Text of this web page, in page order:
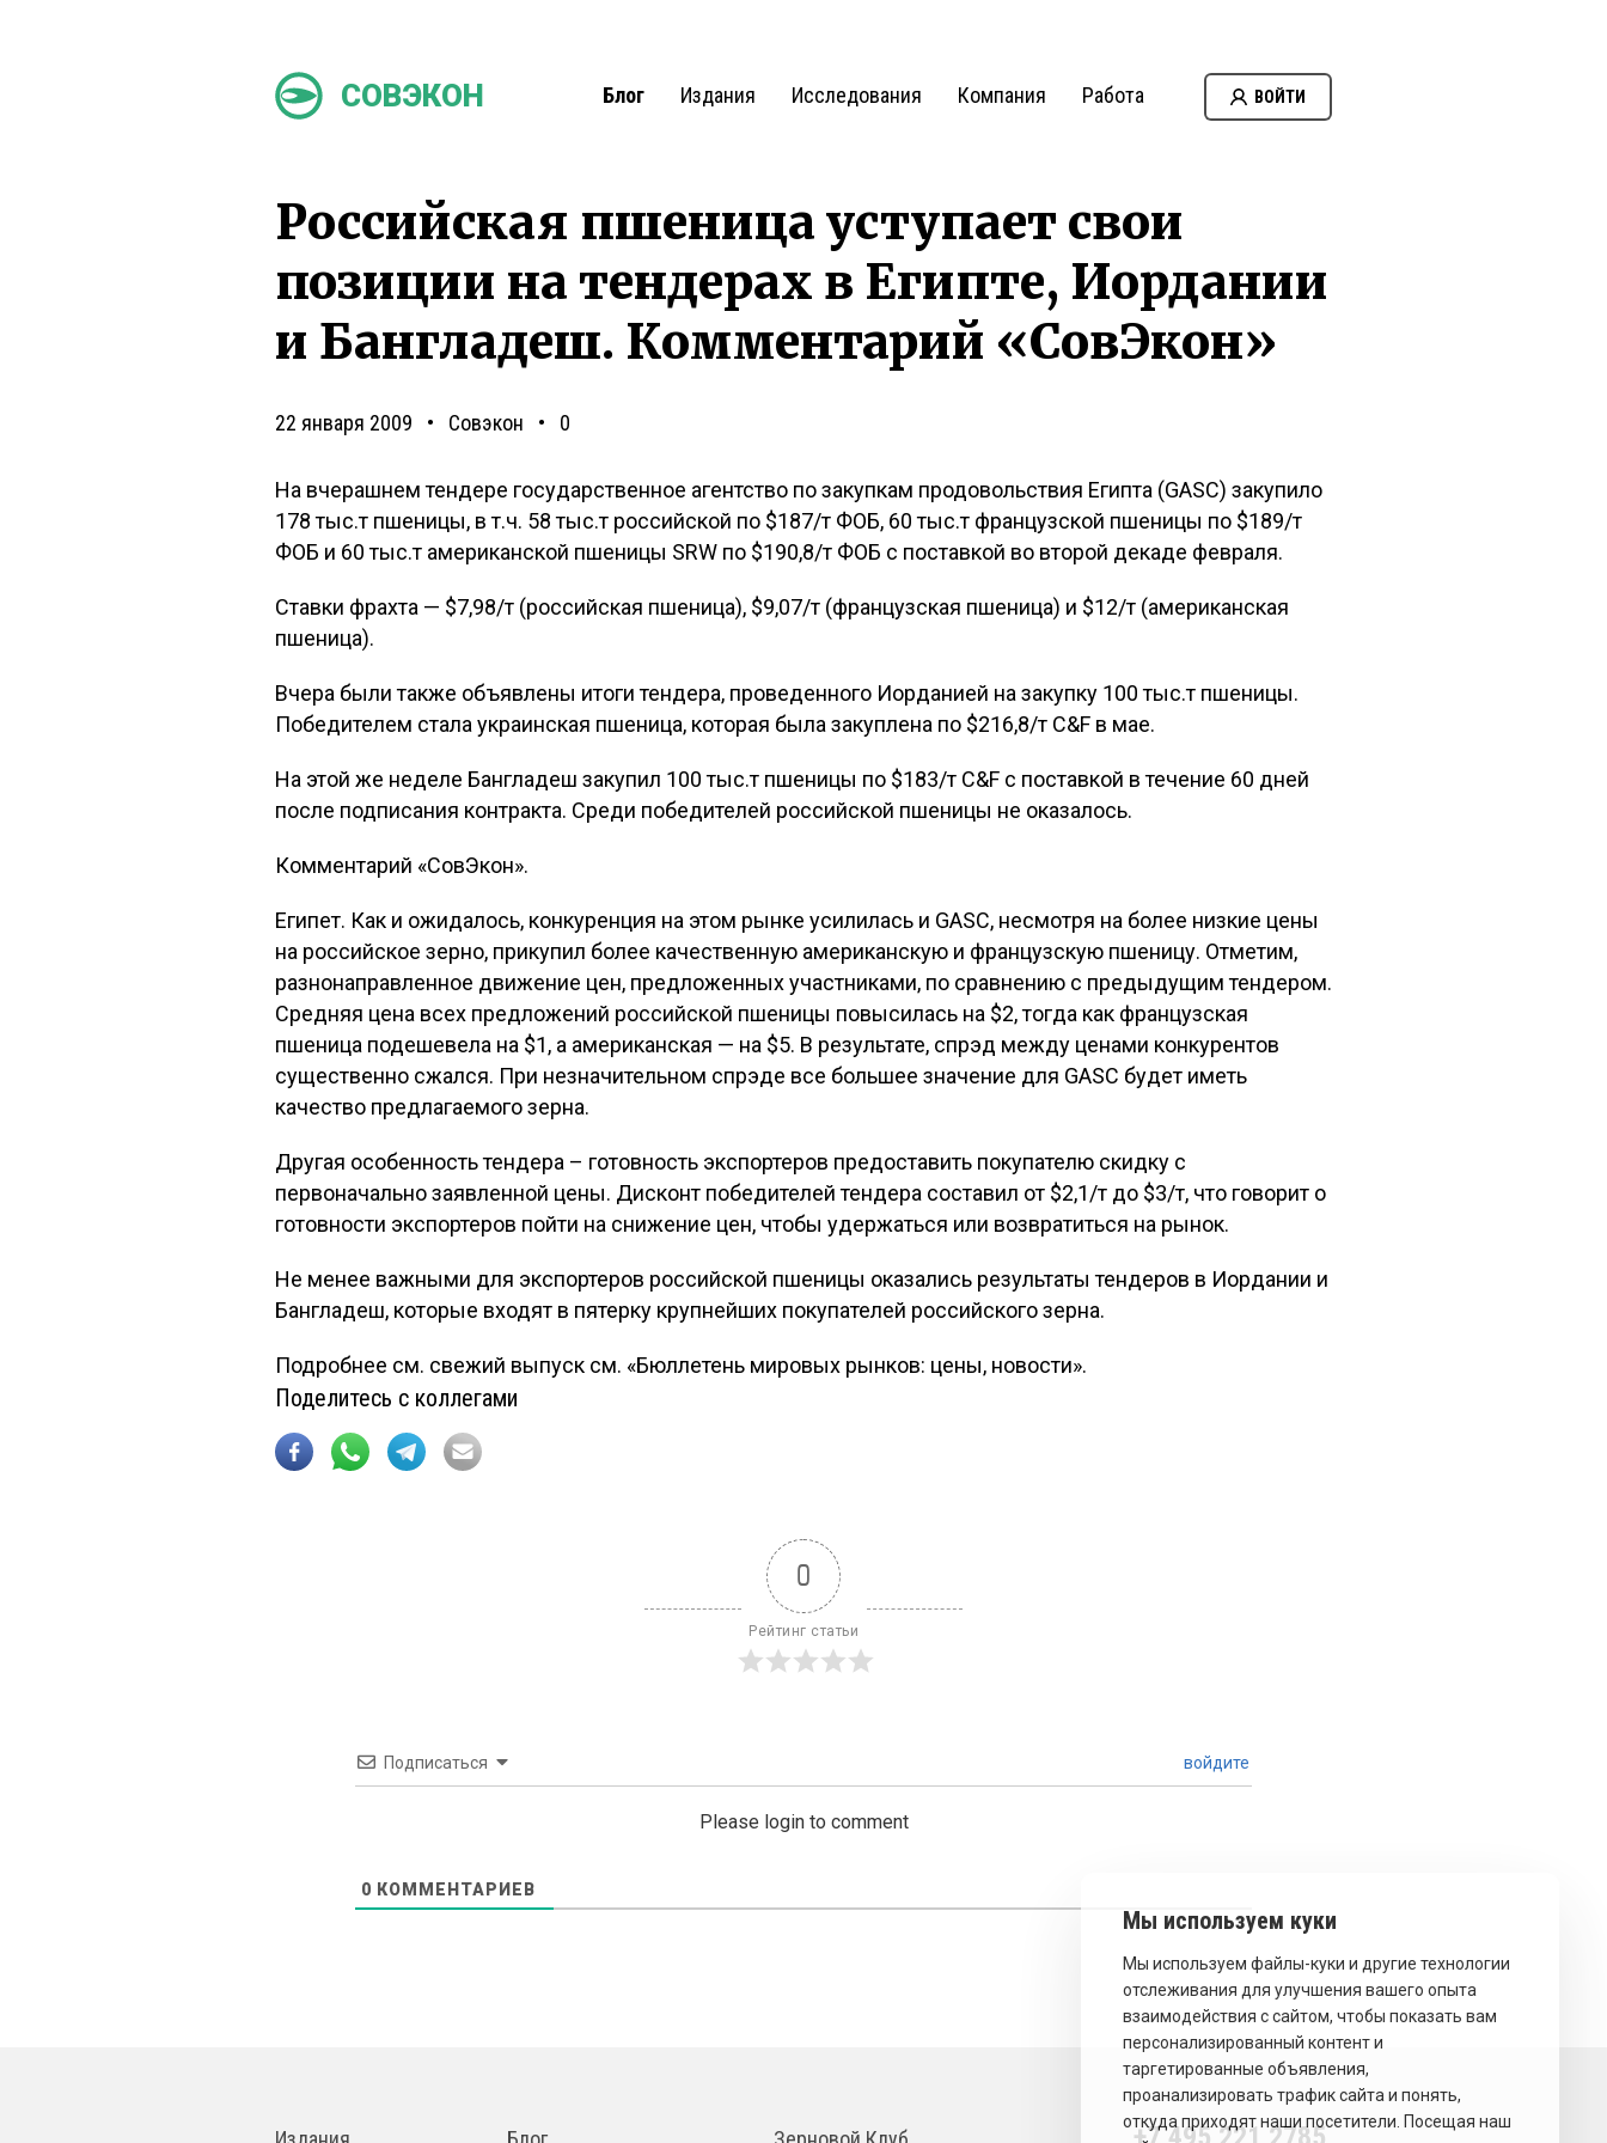
СОВЭКОН Блог Издания Исследования Компания Работа ВОЙТИ
Российская пшеница уступает свои
позиции на тендерах в Египте, Иордании
и Бангладеш. Комментарий «СовЭкон»
22 января 2009 Совэкон 0
На вчерашнем тендере государственное агентство по закупкам продовольствия Египта (GASC) закупило
178 тыс.т пшеницы, в т.ч. 58 тыс.т российской по $187/т ФОБ, 60 тыс.т французской пшеницы по $189/т
ФОБ и 60 тыс.т американской пшеницы SRW по $190,8/т ФОБ с поставкой во второй декаде февраля.
Ставки фрахта — $7,98/т (российская пшеница), $9,07/т (французская пшеница) и $12/т (американская
пшеница).
Вчера были также объявлены итоги тендера, проведенного Иорданией на закупку 100 тыс.т пшеницы.
Победителем стала украинская пшеница, которая была закуплена по $216,8/т C&F в мае.
На этой же неделе Бангладеш закупил 100 тыс.т пшеницы по $183/т C&F с поставкой в течение 60 дней
после подписания контракта. Среди победителей российской пшеницы не оказалось.
Комментарий «СовЭкон».
Египет. Как и ожидалось, конкуренция на этом рынке усилилась и GASC, несмотря на более низкие цены
на российское зерно, прикупил более качественную американскую и французскую пшеницу. Отметим,
разнонаправленное движение цен, предложенных участниками, по сравнению с предыдущим тендером.
Средняя цена всех предложений российской пшеницы повысилась на $2, тогда как французская
пшеница подешевела на $1, а американская — на $5. В результате, спрэд между ценами конкурентов
существенно сжался. При незначительном спрэде все большее значение для GASC будет иметь
качество предлагаемого зерна.
Другая особенность тендера – готовность экспортеров предоставить покупателю скидку с
первоначально заявленной цены. Дисконт победителей тендера составил от $2,1/т до $3/т, что говорит о
готовности экспортеров пойти на снижение цен, чтобы удержаться или возвратиться на рынок.
Не менее важными для экспортеров российской пшеницы оказались результаты тендеров в Иордании и
Бангладеш, которые входят в пятерку крупнейших покупателей российского зерна.
Подробнее см. свежий выпуск см. «Бюллетень мировых рынков: цены, новости».
Поделитесь с коллегами
0
Рейтинг статьи
Подписаться войдите
Please login to comment
0 КОММЕНТАРИЕВ